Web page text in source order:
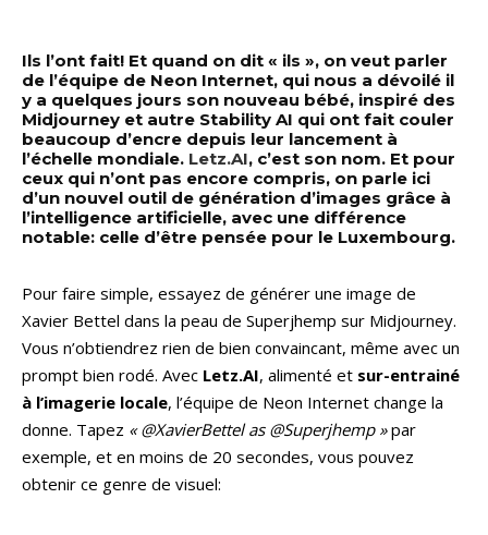
Ils l’ont fait! Et quand on dit « ils », on veut parler
de l’équipe de Neon Internet, qui nous a dévoilé il
y a quelques jours son nouveau bébé, inspiré des
Midjourney et autre Stability AI qui ont fait couler
beaucoup d’encre depuis leur lancement à
l’échelle mondiale. Letz.AI, c’est son nom. Et pour
ceux qui n’ont pas encore compris, on parle ici
d’un nouvel outil de génération d’images grâce à
l’intelligence artificielle, avec une différence
notable: celle d’être pensée pour le Luxembourg.
Pour faire simple, essayez de générer une image de
Xavier Bettel dans la peau de Superjhemp sur Midjourney.
Vous n’obtiendrez rien de bien convaincant, même avec un
prompt bien rodé. Avec Letz.AI, alimenté et sur-entrainé
à l’imagerie locale, l’équipe de Neon Internet change la
donne. Tapez « @XavierBettel as @Superjhemp »par
exemple, et en moins de 20 secondes, vous pouvez
obtenir ce genre de visuel: